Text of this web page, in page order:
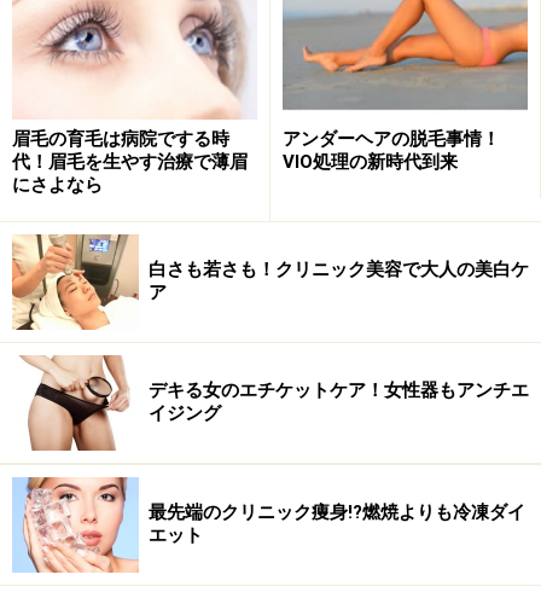
豊かな経験＆治療方法で確実な手応え！
「五本木クリニック」
今回お話を聞きに伺ったのは東急東横線 学芸大駅にあ
る「五本木クリニック」。
様々な治療を組み合わせた「ハイブリッド若返り」に定評の
ある松下洋二先生
丁寧な手技と研究に基づくデータの蓄積で確実に結果を
出してくれ、クリニック定番の施術から最新治療まで、
良心的な価格で提供してくれる頼れるクリニックです。
今回お話を伺ったのがこちらの松下洋二先生。2007年に
五本木クリニックの美容診療部長に就任され、鼻の修正
手術から各種レーザ、注射、埋入糸と組み合わせた若返
眉毛の育毛は病院でする時
代！眉毛を生やす治療で薄眉
にさよなら
アンダーヘアの脱毛事情！
VIO処理の新時代到来
白さも若さも！クリニック美容で大人の美白ケ
ア
デキる女のエチケットケア！女性器もアンチエ
イジング
最先端のクリニック痩身!?燃焼よりも冷凍ダイ
エット